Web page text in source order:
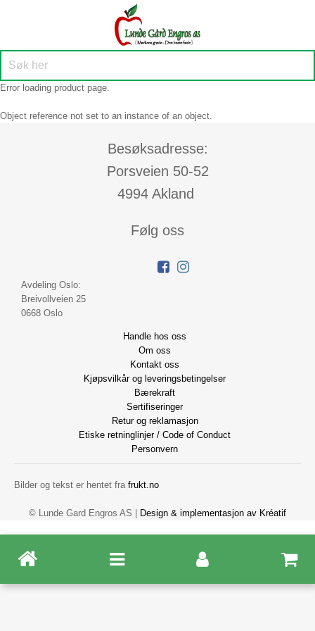
Error loading product page.
Object reference not set to an instance of an object.
Besøksadresse:
Porsveien 50-52
4994 Akland
Følg oss
Avdeling Oslo:
Breivollveien 25
0668 Oslo
Handle hos oss
Om oss
Kontakt oss
Kjøpsvilkår og leveringsbetingelser
Bærekraft
Sertifiseringer
Retur og reklamasjon
Etiske retninglinjer / Code of Conduct
Personvern
Bilder og tekst er hentet fra frukt.no
© Lunde Gard Engros AS | Design & implementasjon av Kréatif